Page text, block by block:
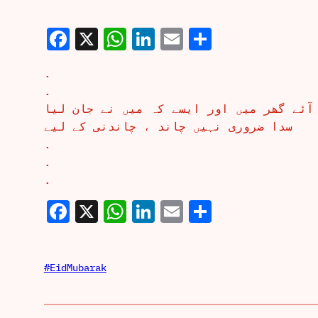
Facebook
X WhatsApp
LinkedIn
EmailShare
.
.
آئے گھر میں اور ایسے کہ میں نے جان لیا
سدا ضروری نہیں چاند ، چاندنی کے لیے
.
.
.
Facebook
X WhatsApp
LinkedIn
EmailShare
#EidMubarak